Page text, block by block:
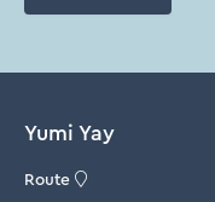
Yumi Yay
Route